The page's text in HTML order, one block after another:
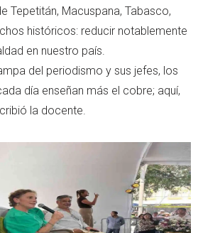
Tepetitán, Macuspana, Tabasco,
históricos: reducir notablemente
en nuestro país.
del periodismo y sus jefes, los
día enseñan más el cobre; aquí,
la docente.